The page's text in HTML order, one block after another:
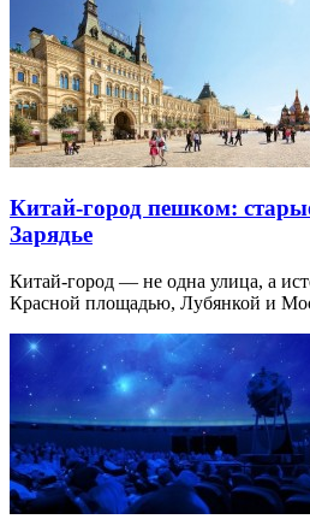
Китай-город пешком:
Зарядье
Китай-город — не одна улица, а
Красной площадью, Лубянкой и